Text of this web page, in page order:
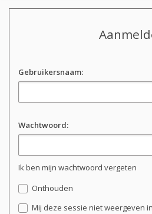
Gebruikersnaam:
Wachtwoord:
Ik ben mijn wachtwoord vergeten
Onthouden
Mij deze sessie niet weergeven